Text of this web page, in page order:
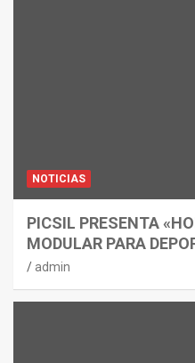
NOTICIAS
PICSIL PRESENTA
MODULAR PARA
admin